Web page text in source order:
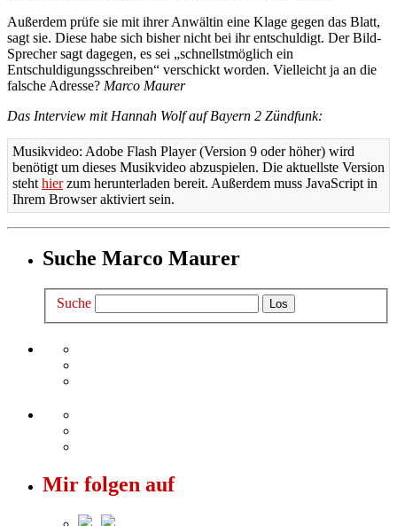
Außerdem prüfe sie mit ihrer Anwältin eine Klage gegen das Blatt,
sagt sie. Diese habe sich bisher nicht bei ihr entschuldigt. Der Bild-
Sprecher sagt dagegen, es sei „schnellstmöglich ein
Entschuldigungsschreiben“ verschickt worden. Vielleicht ja an die
falsche Adresse? Marco Maurer
Das Interview mit Hannah Wolf auf Bayern 2 Zündfunk:
Musikvideo: Adobe Flash Player (Version 9 oder höher) wird
benötigt um dieses Musikvideo abzuspielen. Die aktuellste Version
steht hierzum herunterladen bereit. Außerdem muss JavaScript in
Ihrem Browser aktiviert sein.
Suche Marco Maurer
Suche
Mir folgen auf